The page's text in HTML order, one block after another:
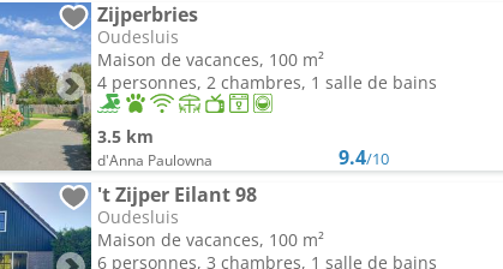
Zijperbries
Oudesluis
Maison de vacances, 100 m²
4 personnes, 2 chambres, 1 salle de bains
3.5 km
d'Anna Paulowna 9.4/10
't Zijper Eilant 98
Oudesluis
Maison de vacances, 100 m²
6 personnes, 3 chambres, 1 salle de bains